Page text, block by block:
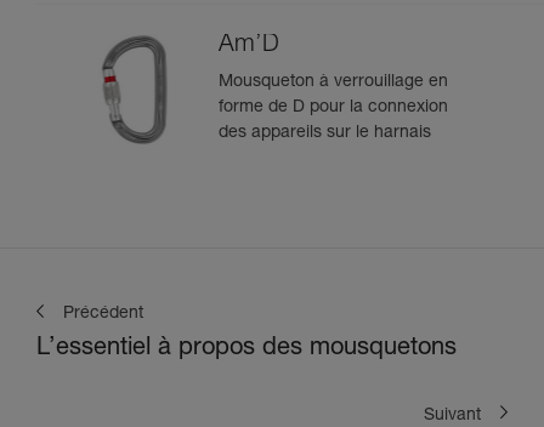
Am’D
Mousqueton à verrouillage en
forme de D pour la connexion
des appareils sur le harnais
Précédent
L’essentiel à propos des mousquetons
Suivant